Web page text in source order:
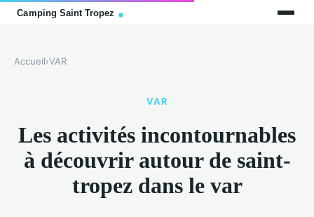
Accueil›VAR
VAR
Les activités incontournables
à découvrir autour de saint-
tropez dans le var